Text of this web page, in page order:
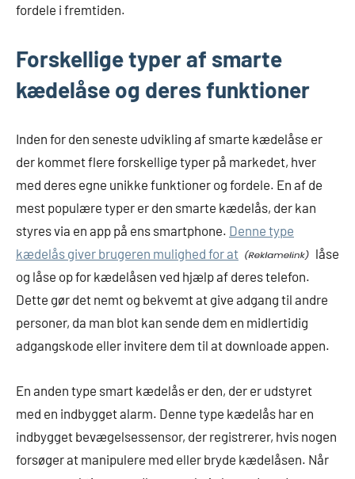
fordele i fremtiden.
Forskellige typer af smarte
kædelåse og deres funktioner
Inden for den seneste udvikling af smarte kædelåse er
der kommet flere forskellige typer på markedet, hver
med deres egne unikke funktioner og fordele. En af de
mest populære typer er den smarte kædelås, der kan
styres via en app på ens smartphone. Denne type
kædelås giver brugeren mulighed for at
låse
og låse op for kædelåsen ved hjælp af deres telefon.
Dette gør det nemt og bekvemt at give adgang til andre
personer, da man blot kan sende dem en midlertidig
adgangskode eller invitere dem til at downloade appen.
En anden type smart kædelås er den, der er udstyret
med en indbygget alarm. Denne type kædelås har en
indbygget bevægelsessensor, der registrerer, hvis nogen
forsøger at manipulere med eller bryde kædelåsen. Når